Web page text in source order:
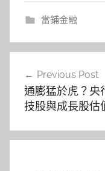
當鋪金融
章
導
覽
Previous Post
通膨猛於虎？央
技股與成長股估